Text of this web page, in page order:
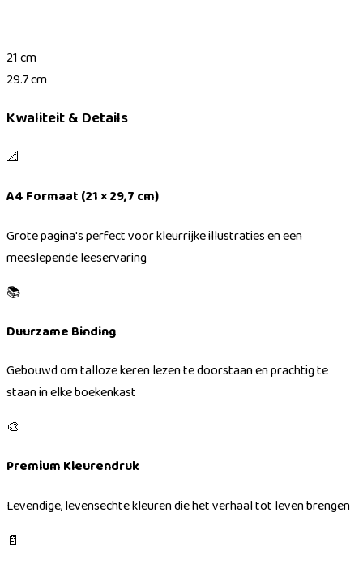
21 cm
29.7 cm
Kwaliteit & Details
📐
A4 Formaat (21 × 29,7 cm)
Grote pagina's perfect voor kleurrijke illustraties en een
meeslepende leeservaring
📚
Duurzame Binding
Gebouwd om talloze keren lezen te doorstaan en prachtig te
staan in elke boekenkast
🎨
Premium Kleurendruk
Levendige, levensechte kleuren die het verhaal tot leven brengen
📄